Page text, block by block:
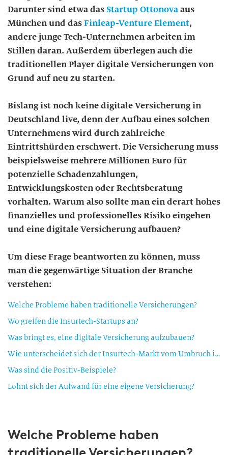
Darunter sind etwa dasStartup Ottonovaaus
München und dasFinleap-Venture Element,
andere junge Tech-Unternehmen arbeiten im
Stillen daran. Außerdem überlegen auch die
traditionellen Player digitale Versicherungen von
Grund auf neu zu starten.
Bislang ist noch keine digitale Versicherung in
Deutschland live, denn der Aufbau eines solchen
Unternehmens wird durch zahlreiche
Eintrittshürden erschwert. Die Versicherung muss
beispielsweise mehrere Millionen Euro für
potenzielle Schadenzahlungen,
Entwicklungskosten oder Rechtsberatung
vorhalten. Warum also sollte man ein derart hohes
finanzielles und professionelles Risiko eingehen
und eine digitale Versicherung aufbauen?
Um diese Frage beantworten zu können, muss
man die gegenwärtige Situation der Branche
verstehen:
Welche Probleme haben traditionelle Versicherungen?
Wo greifen die Insurtech-Startups an?
Was bringt es, eine digitale Versicherung aufzubauen?
Wie unterscheidet sich der Insurtech-Markt vom Umbruch in der Bankenbranche?
Was sind die Positiv-Beispiele?
Lohnt sich der Aufwand für eine eigene Versicherung?
Welche Probleme haben